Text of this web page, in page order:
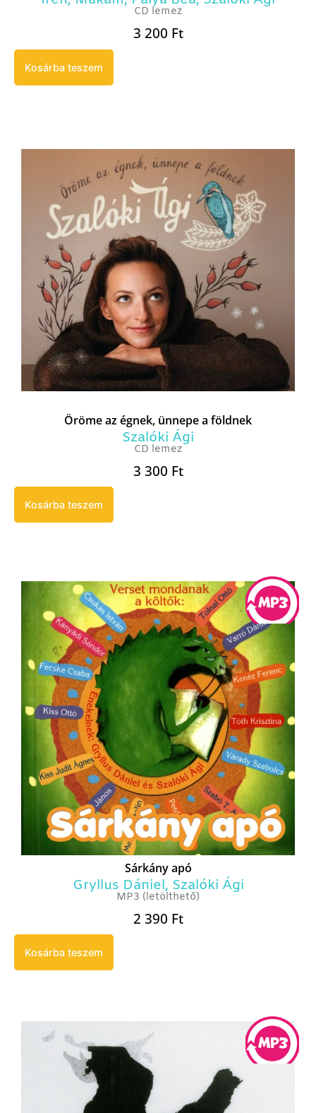
CD lemez
3 200 Ft
Kosárba teszem
Öröme az égnek, ünnepe a földnek
Szalóki Ági
CD lemez
3 300 Ft
Kosárba teszem
Sárkány apó
Gryllus Dániel, Szalóki Ági
MP3 (letölthető)
2 390 Ft
Kosárba teszem